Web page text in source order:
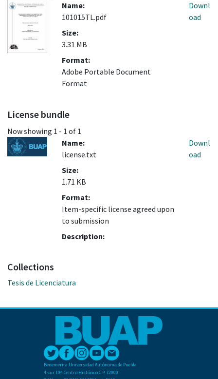
Name:
101015TL.pdf
Size:
3.31 MB
Format:
Adobe Portable Document
Format
Downl
oad
License bundle
Now showing 1 - 1 of 1
Name:
license.txt
Size:
1.71 KB
Format:
Item-specific license agreed upon
to submission
Description:
Downl
oad
Collections
Tesis de Licenciatura
Benemérita Universidad Autónoma de Puebla
4 sur 104 Centro Histórico C.P. 72000